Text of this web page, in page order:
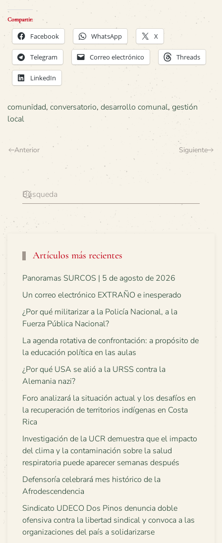
Compartir:
Facebook WhatsApp X
Telegram Correo electrónico Threads
LinkedIn
comunidad, conversatorio, desarrollo comunal,gestión
local
Anterior Siguiente
Artículos más recientes
Panoramas SURCOS | 5 de agosto de 2026
Un correo electrónico EXTRAÑO e inesperado
¿Por qué militarizar a la Policía Nacional, a la
Fuerza Pública Nacional?
La agenda rotativa de confrontación: a propósito de
la educación política en las aulas
¿Por qué USA se alió a la URSS contra la
Alemania nazi?
Foro analizará la situación actual y los desafíos en
la recuperación de territorios indígenas en Costa
Rica
Investigación de la UCR demuestra que el impacto
del clima y la contaminación sobre la salud
respiratoria puede aparecer semanas después
Defensoría celebrará mes histórico de la
Afrodescendencia
Sindicato UDECO Dos Pinos denuncia doble
ofensiva contra la libertad sindical y convoca a las
organizaciones del país a solidarizarse